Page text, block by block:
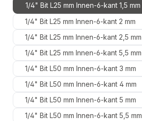
1/4" Bit L25 mm Innen-6-kant 1,5 mm
1/4" Bit L25 mm Innen-6-kant 2 mm
1/4" Bit L25 mm Innen-6-kant 2,5 mm
1/4" Bit L25 mm Innen-6-kant 5,5 mm
1/4" Bit L50 mm Innen-6-kant 3 mm
1/4" Bit L50 mm Innen-6-kant 4 mm
1/4" Bit L50 mm Innen-6-kant 5 mm
1/4" Bit L50 mm Innen-6-kant 5,5 mm